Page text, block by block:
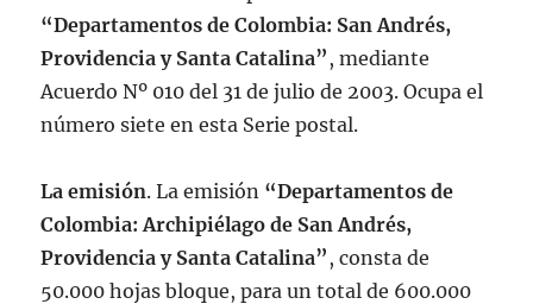
“Departamentos de Colombia: San Andrés,
Providencia y Santa Catalina” , mediante
Acuerdo Nº 010 del 31 de julio de 2003. Ocupa el
número siete en esta Serie postal.
La emisión. La emisión “Departamentos de
Colombia: Archipiélago de San Andrés,
Providencia y Santa Catalina” , consta de
50.000 hojas bloque, para un total de 600.000